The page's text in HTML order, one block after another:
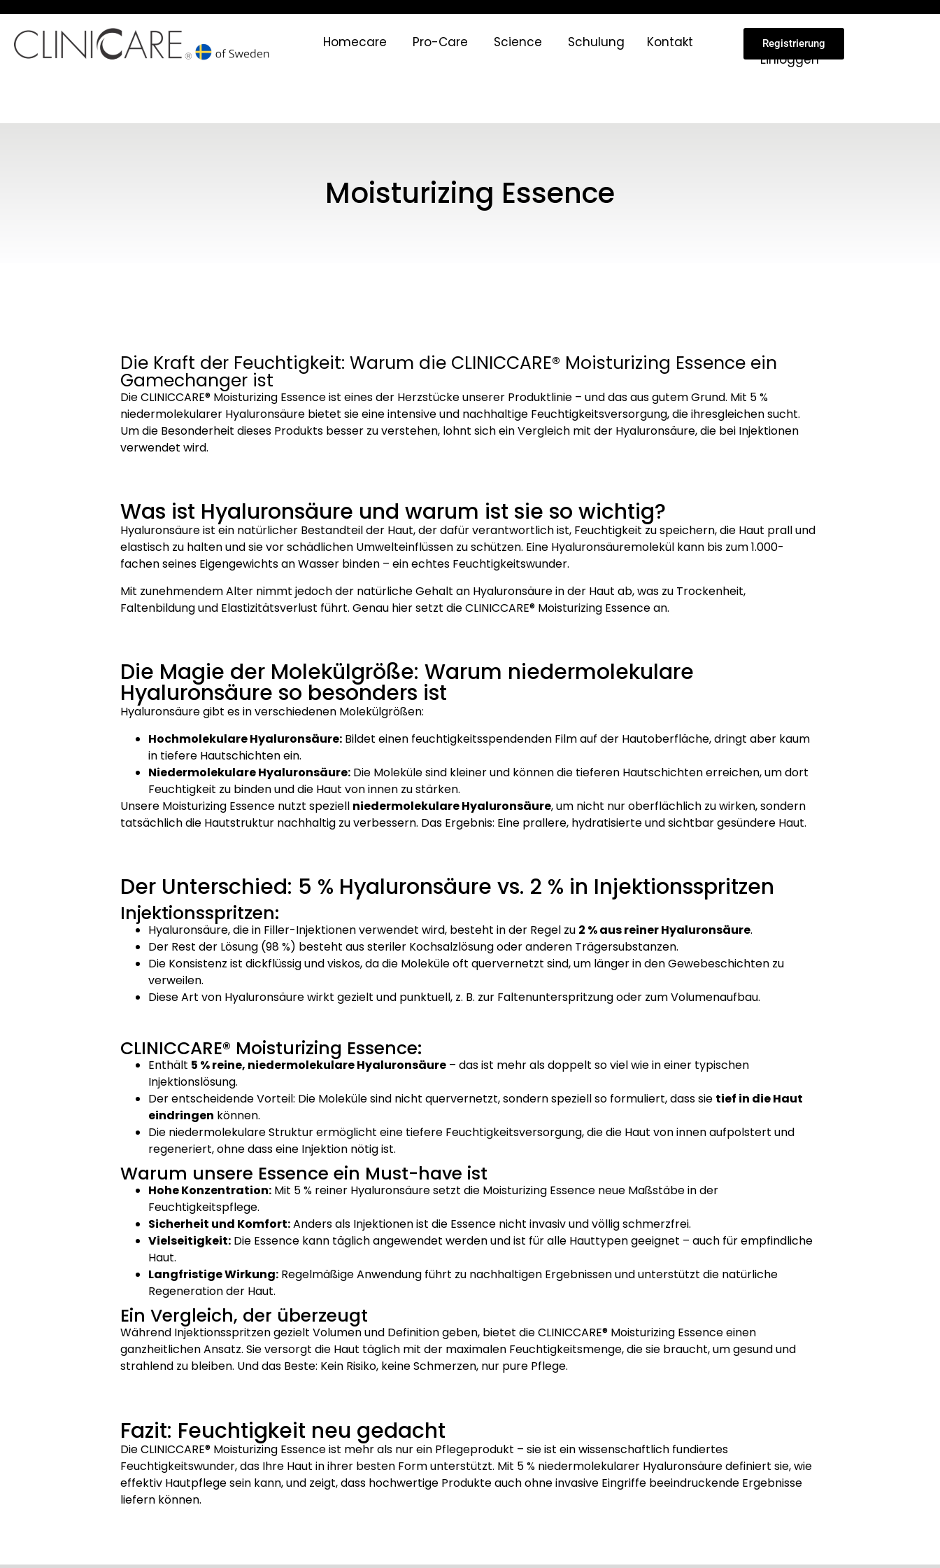
Homecare Pro-Care Science Schulung Kontakt Registrierung
Einloggen
Moisturizing Essence
Die Kraft der Feuchtigkeit: Warum die CLINICCARE® Moisturizing Essence ein
Gamechanger ist
Die CLINICCARE® Moisturizing Essence ist eines der Herzstücke unserer Produktlinie – und das aus gutem Grund. Mit 5 %
niedermolekularer Hyaluronsäure bietet sie eine intensive und nachhaltige Feuchtigkeitsversorgung, die ihresgleichen sucht.
Um die Besonderheit dieses Produkts besser zu verstehen, lohnt sich ein Vergleich mit der Hyaluronsäure, die bei Injektionen
verwendet wird.
Was ist Hyaluronsäure und warum ist sie so wichtig?
Hyaluronsäure ist ein natürlicher Bestandteil der Haut, der dafür verantwortlich ist, Feuchtigkeit zu speichern, die Haut prall und
elastisch zu halten und sie vor schädlichen Umwelteinflüssen zu schützen. Eine Hyaluronsäuremolekül kann bis zum 1.000-
fachen seines Eigengewichts an Wasser binden – ein echtes Feuchtigkeitswunder.
Mit zunehmendem Alter nimmt jedoch der natürliche Gehalt an Hyaluronsäure in der Haut ab, was zu Trockenheit,
Faltenbildung und Elastizitätsverlust führt. Genau hier setzt die CLINICCARE® Moisturizing Essence an.
Die Magie der Molekülgröße: Warum niedermolekulare
Hyaluronsäure so besonders ist
Hyaluronsäure gibt es in verschiedenen Molekülgrößen:
Hochmolekulare Hyaluronsäure: Bildet einen feuchtigkeitsspendenden Film auf der Hautoberfläche, dringt aber kaum
in tiefere Hautschichten ein.
Niedermolekulare Hyaluronsäure: Die Moleküle sind kleiner und können die tieferen Hautschichten erreichen, um dort
Feuchtigkeit zu binden und die Haut von innen zu stärken.
Unsere Moisturizing Essence nutzt speziell niedermolekulare Hyaluronsäure, um nicht nur oberflächlich zu wirken, sondern
tatsächlich die Hautstruktur nachhaltig zu verbessern. Das Ergebnis: Eine prallere, hydratisierte und sichtbar gesündere Haut.
Der Unterschied: 5 % Hyaluronsäure vs. 2 % in Injektionsspritzen
Injektionsspritzen:
Hyaluronsäure, die in Filler-Injektionen verwendet wird, besteht in der Regel zu 2 % aus reiner Hyaluronsäure.
Der Rest der Lösung (98 %) besteht aus steriler Kochsalzlösung oder anderen Trägersubstanzen.
Die Konsistenz ist dickflüssig und viskos, da die Moleküle oft quervernetzt sind, um länger in den Gewebeschichten zu
verweilen.
Diese Art von Hyaluronsäure wirkt gezielt und punktuell, z. B. zur Faltenunterspritzung oder zum Volumenaufbau.
CLINICCARE® Moisturizing Essence:
Enthält 5 % reine, niedermolekulare Hyaluronsäure – das ist mehr als doppelt so viel wie in einer typischen
Injektionslösung.
Der entscheidende Vorteil: Die Moleküle sind nicht quervernetzt, sondern speziell so formuliert, dass sie tief in die Haut
eindringen können.
Die niedermolekulare Struktur ermöglicht eine tiefere Feuchtigkeitsversorgung, die die Haut von innen aufpolstert und
regeneriert, ohne dass eine Injektion nötig ist.
Warum unsere Essence ein Must-have ist
Hohe Konzentration: Mit 5 % reiner Hyaluronsäure setzt die Moisturizing Essence neue Maßstäbe in der
Feuchtigkeitspflege.
Sicherheit und Komfort:Anders als Injektionen ist die Essence nicht invasiv und völlig schmerzfrei.
Vielseitigkeit: Die Essence kann täglich angewendet werden und ist für alle Hauttypen geeignet – auch für empfindliche
Haut.
Langfristige Wirkung: Regelmäßige Anwendung führt zu nachhaltigen Ergebnissen und unterstützt die natürliche
Regeneration der Haut.
Ein Vergleich, der überzeugt
Während Injektionsspritzen gezielt Volumen und Definition geben, bietet die CLINICCARE® Moisturizing Essence einen
ganzheitlichen Ansatz. Sie versorgt die Haut täglich mit der maximalen Feuchtigkeitsmenge, die sie braucht, um gesund und
strahlend zu bleiben. Und das Beste: Kein Risiko, keine Schmerzen, nur pure Pflege.
Fazit: Feuchtigkeit neu gedacht
Die CLINICCARE® Moisturizing Essence ist mehr als nur ein Pflegeprodukt – sie ist ein wissenschaftlich fundiertes
Feuchtigkeitswunder, das Ihre Haut in ihrer besten Form unterstützt. Mit 5 % niedermolekularer Hyaluronsäure definiert sie, wie
effektiv Hautpflege sein kann, und zeigt, dass hochwertige Produkte auch ohne invasive Eingriffe beeindruckende Ergebnisse
liefern können.